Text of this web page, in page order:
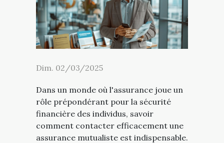
Dim. 02/03/2025
Dans un monde où l'assurance joue un
rôle prépondérant pour la sécurité
financière des individus, savoir
comment contacter efficacement une
assurance mutualiste est indispensable.